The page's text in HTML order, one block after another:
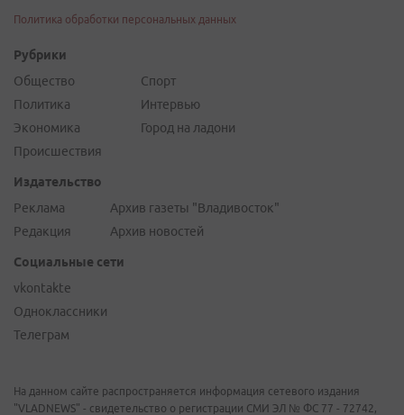
Политика обработки персональных данных
Рубрики
Общество
Политика
Экономика
Происшествия
Спорт
Интервью
Город на ладони
Издательство
Реклама
Редакция
Архив газеты "Владивосток"
Архив новостей
Социальные сети
vkontakte
Одноклассники
Телеграм
На данном сайте распространяется информация сетевого издания
"VLADNEWS" - свидетельство о регистрации СМИ ЭЛ № ФС 77 - 72742,